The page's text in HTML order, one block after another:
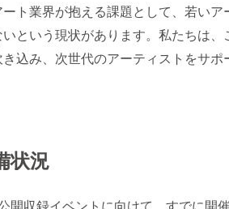
ト業界が抱える課題として、若い
という現状があります。私たちは
込み、次世代のアーティストをサポ
状況
開収録イベントに向けて、すでに開